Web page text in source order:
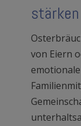
stärken
von Eiern